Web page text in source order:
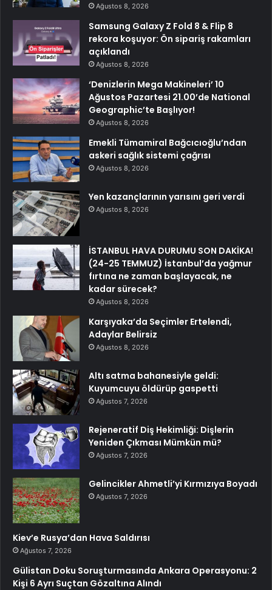
Ağustos 8, 2026
Samsung Galaxy Z Fold 8 & Flip 8
rekora koşuyor: Ön sipariş rakamları
açıklandı
Ağustos 8, 2026
‘Denizlerin Mega Makineleri’ 10
Ağustos Pazartesi 21.00’de National
Geographic’te Başlıyor!
Ağustos 8, 2026
Emekli Tümamiral Bağcıcıoğlu’ndan
askeri sağlık sistemi çağrısı
Ağustos 8, 2026
Yen kazançlarının yarısını geri verdi
Ağustos 8, 2026
İSTANBUL HAVA DURUMU SON DAKİKA!
(24-25 TEMMUZ) İstanbul’da yağmur
fırtına ne zaman başlayacak, ne
kadar sürecek?
Ağustos 8, 2026
Karşıyaka’da Seçimler Ertelendi,
Adaylar Belirsiz
Ağustos 8, 2026
Altı satma bahanesiyle geldi:
Kuyumcuyu öldürüp gaspetti
Ağustos 7, 2026
Rejeneratif Diş Hekimliği: Dişlerin
Yeniden Çıkması Mümkün mü?
Ağustos 7, 2026
Gelincikler Ahmetli’yi Kırmızıya Boyadı
Ağustos 7, 2026
Kiev’e Rusya’dan Hava Saldırısı
Ağustos 7, 2026
Gülistan Doku Soruşturmasında Ankara Operasyonu: 2
Kişi 6 Ayrı Suçtan Gözaltına Alındı